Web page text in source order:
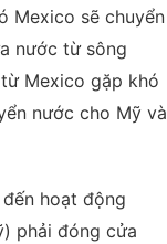
Mexico sẽ chuyển
nước từ sông
Mexico gặp khó
nước cho Mỹ và
hoạt động
phải đóng cửa